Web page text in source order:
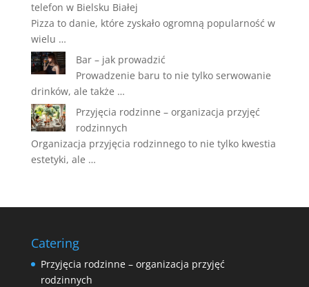
telefon w Bielsku Białej
Pizza to danie, które zyskało ogromną popularność w
wielu …
Bar – jak prowadzić
Prowadzenie baru to nie tylko serwowanie
drinków, ale także …
Przyjęcia rodzinne – organizacja przyjęć
rodzinnych
Organizacja przyjęcia rodzinnego to nie tylko kwestia
estetyki, ale …
Catering
Przyjęcia rodzinne – organizacja przyjęć
rodzinnych